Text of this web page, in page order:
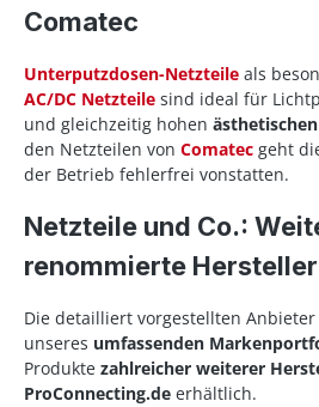
Comatec
Unterputzdosen-Netzteile als
AC/DC Netzteile sind ideal für
und gleichzeitig hohen
den Netzteilen von Comatec geht
der Betrieb fehlerfrei vonstatten.
Netzteile und Co.:
renommierte Hersteller
Die detailliert vorgestellten
unseres umfassenden
Produkte zahlreicher weiterer
ProConnecting.de erhältlich.